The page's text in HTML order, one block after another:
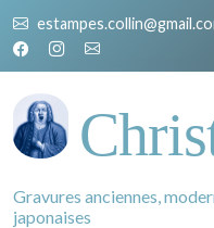
Gravures anciennes,
japonaises